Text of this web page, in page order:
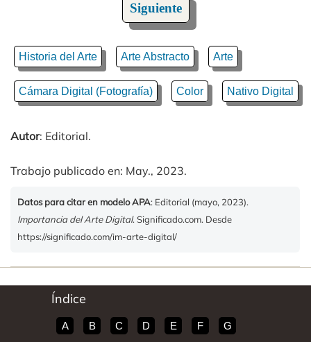
Siguiente
Historia del Arte Arte Abstracto Arte
Cámara Digital (Fotografía) Color Nativo Digital
Autor: Editorial.
Trabajo publicado en: May., 2023.
Datos para citar en modelo APA: Editorial (mayo, 2023).
Importancia del Arte Digital. Significado.com. Desde
https://significado.com/im-arte-digital/
Índice
A B C D E F G